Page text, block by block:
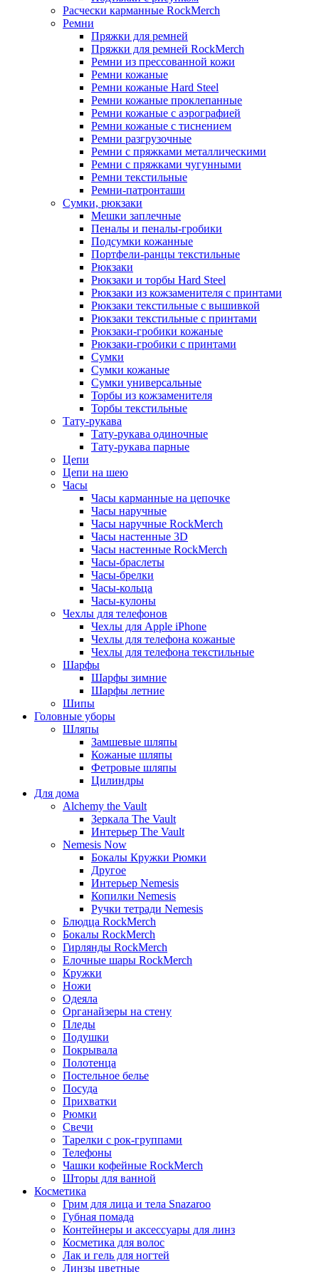
Расчески карманные RockMerch
Ремни
Пряжки для ремней
Пряжки для ремней RockMerch
Ремни из прессованной кожи
Ремни кожаные
Ремни кожаные Hard Steel
Ремни кожаные проклепанные
Ремни кожаные с аэрографией
Ремни кожаные с тиснением
Ремни разгрузочные
Ремни с пряжками металлическими
Ремни с пряжками чугунными
Ремни текстильные
Ремни-патронташи
Сумки, рюкзаки
Мешки заплечные
Пеналы и пеналы-гробики
Подсумки кожанные
Портфели-ранцы текстильные
Рюкзаки
Рюкзаки и торбы Hard Steel
Рюкзаки из кожзаменителя с принтами
Рюкзаки текстильные с вышивкой
Рюкзаки текстильные с принтами
Рюкзаки-гробики кожаные
Рюкзаки-гробики с принтами
Сумки
Сумки кожаные
Сумки универсальные
Торбы из кожзаменителя
Торбы текстильные
Тату-рукава
Тату-рукава одиночные
Тату-рукава парные
Цепи
Цепи на шею
Часы
Часы карманные на цепочке
Часы наручные
Часы наручные RockMerch
Часы настенные 3D
Часы настенные RockMerch
Часы-браслеты
Часы-брелки
Часы-кольца
Часы-кулоны
Чехлы для телефонов
Чехлы для Apple iPhone
Чехлы для телефона кожаные
Чехлы для телефона текстильные
Шарфы
Шарфы зимние
Шарфы летние
Шипы
Головные уборы
Шляпы
Замшевые шляпы
Кожаные шляпы
Фетровые шляпы
Цилиндры
Для дома
Alchemy the Vault
Зеркала The Vault
Интерьер The Vault
Nemesis Now
Бокалы Кружки Рюмки
Другое
Интерьер Nemesis
Копилки Nemesis
Ручки тетради Nemesis
Блюдца RockMerch
Бокалы RockMerch
Гирлянды RockMerch
Елочные шары RockMerch
Кружки
Ножи
Одеяла
Органайзеры на стену
Пледы
Подушки
Покрывала
Полотенца
Постельное белье
Посуда
Прихватки
Рюмки
Свечи
Тарелки с рок-группами
Телефоны
Чашки кофейные RockMerch
Шторы для ванной
Косметика
Грим для лица и тела Snazaroo
Губная помада
Контейнеры и аксессуары для линз
Косметика для волос
Лак и гель для ногтей
Линзы цветные